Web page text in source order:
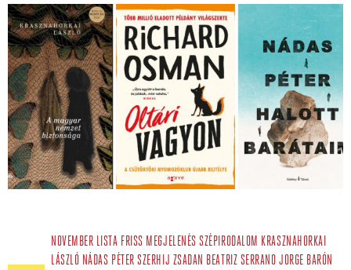
NOVEMBER LISTA FRISS MEGJELENÉS SZÉPIRODALOM KRASZNAHORKAI
LÁSZLÓ NÁDAS PÉTER SZERHIJ ZSADAN BEATRIZ SERRANO JORGE BARÓN